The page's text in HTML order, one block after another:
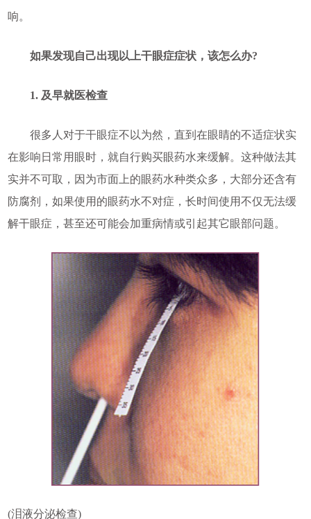
响。
如果发现自己出现以上干眼症症状，该怎么办?
1. 及早就医检查
很多人对于干眼症不以为然，直到在眼睛的不适症状实
在影响日常用眼时，就自行购买眼药水来缓解。这种做法其
实并不可取，因为市面上的眼药水种类众多，大部分还含有
防腐剂，如果使用的眼药水不对症，长时间使用不仅无法缓
解干眼症，甚至还可能会加重病情或引起其它眼部问题。
(泪液分泌检查)